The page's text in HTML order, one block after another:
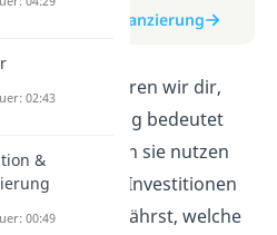
Beitrag: Innenfinanzierung
Video erklären wir dir,
bedeutet
Unternehmen sie nutzen
um Geld für Investitionen
Du erfährst, welche
02:43
&
00:49